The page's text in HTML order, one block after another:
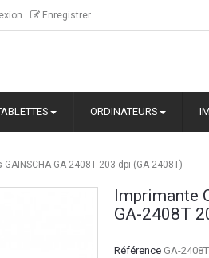
Enregistrer
ORDINATEURS
GA-2408T 203 dpi (GA-2408T)
Imprimante
GA-2408T
Référence GA-2408T